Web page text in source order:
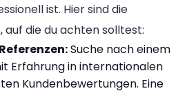
ist. Hier sind die
die du achten solltest:
Suche nach einem
Erfahrung in internationalen
Kundenbewertungen. Eine